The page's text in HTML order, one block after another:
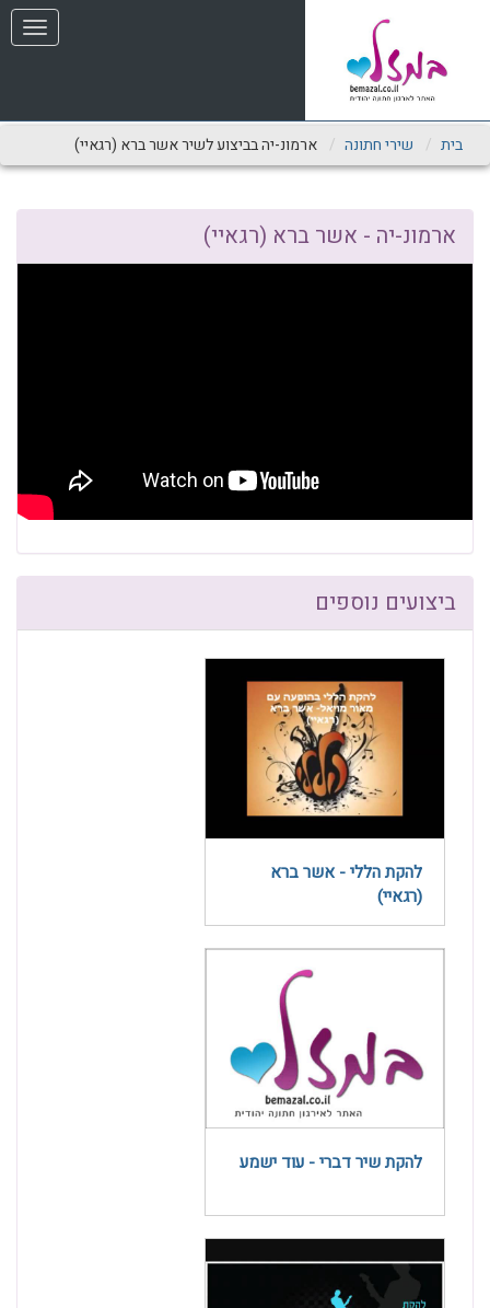
מַעֲרֶכֶת
בִּקְלִיק
לִנְגִישׁוּת
הָאֲתָר.
תפריט
בית שירי חתונה ארמונ-יה בביצוע לשיר אשר ברא (רגאיי)
ארמונ-יה - אשר ברא (רגאיי)
ביצועים נוספים
להקת הללי - אשר ברא
(רגאיי)
להקת שיר דברי - עוד ישמע